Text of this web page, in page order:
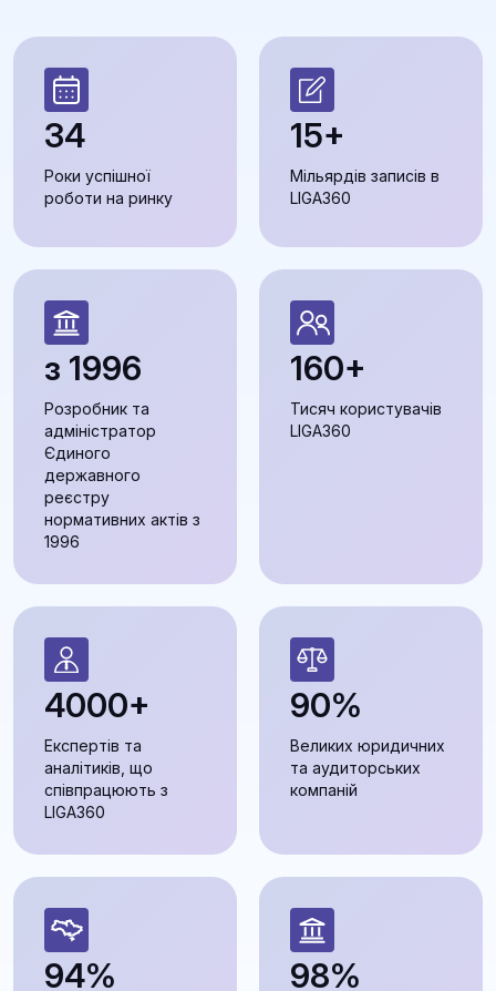
34
Роки успішної
роботи на ринку
15+
Мільярдів записів в
LIGA360
з 1996
Розробник та
адміністратор
Єдиного
державного
реєстру
нормативних актів з
1996
160+
Тисяч користувачів
LIGA360
4000+
Експертів та
аналітиків, що
співпрацюють з
LIGA360
90%
Великих юридичних
та аудиторських
компаній
94% 98%